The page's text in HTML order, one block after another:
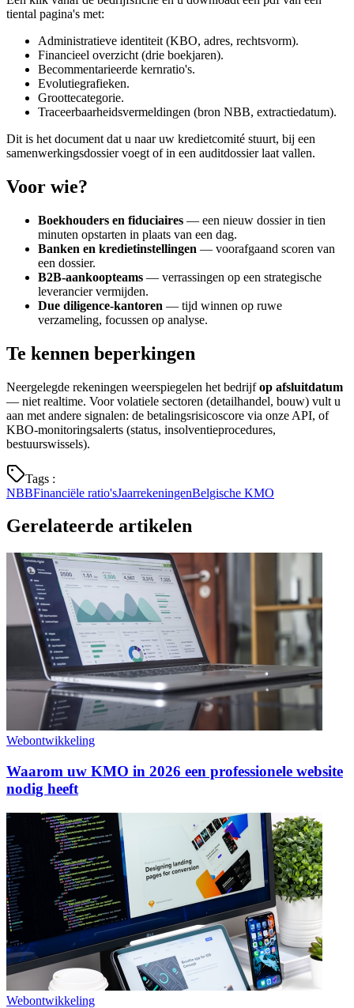
tiental pagina's met:
Administratieve identiteit (KBO, adres, rechtsvorm).
Financieel overzicht (drie boekjaren).
Becommentarieerde kernratio's.
Evolutiegrafieken.
Groottecategorie.
Traceerbaarheidsvermeldingen (bron NBB, extractiedatum).
Dit is het document dat u naar uw kredietcomité stuurt, bij een
samenwerkingsdossier voegt of in een auditdossier laat vallen.
Voor wie?
Boekhouders en fiduciaires — een nieuw dossier in tien
minuten opstarten in plaats van een dag.
Banken en kredietinstellingen — voorafgaand scoren van
een dossier.
B2B-aankoopteams — verrassingen op een strategische
leverancier vermijden.
Due diligence-kantoren — tijd winnen op ruwe
verzameling, focussen op analyse.
Te kennen beperkingen
Neergelegde rekeningen weerspiegelen het bedrijfop afsluitdatum
— niet realtime. Voor volatiele sectoren (detailhandel, bouw) vult u
aan met andere signalen: de betalingsrisicoscore via onze API, of
KBO-monitoringsalerts (status, insolventieprocedures,
bestuurswissels).
Tags :
NBBFinanciële ratio'sJaarrekeningenBelgische KMO
Gerelateerde artikelen
Webontwikkeling
Waarom uw KMO in 2026 een professionele website
nodig heeft
Webontwikkeling